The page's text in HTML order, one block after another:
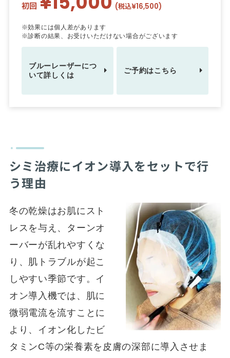
初回 (税込¥16,500)
※効果には個人差があります
※診断の結果、お受けいただけない場合がございます
ブルーレーザーにつ
いて詳しくは
ご予約はこちら
シミ治療にイオン導入をセットで行
う理由
冬の乾燥はお肌にスト
レスを与え、ターンオ
ーバーが乱れやすくな
り、肌トラブルが起こ
しやすい季節です。イ
オン導入機では、肌に
微弱電流を流すことに
より、イオン化したビ
タミンC等の栄養素を皮膚の深部に導入させま